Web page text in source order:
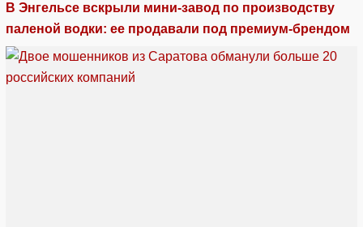
В Энгельсе вскрыли мини-завод по производству
паленой водки: ее продавали под премиум-брендом